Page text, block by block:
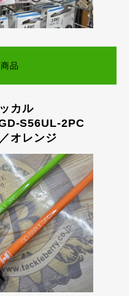
品
カル
S56UL-2PC
オレンジ